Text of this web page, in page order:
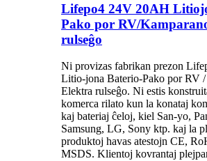
Lifepo4 24V 20AH
Pako por RV/
rulseĝo
Ni provizas fabrikan prezon
Litio-jona Baterio-Pako por RV /
Elektra rulseĝo. Ni estis
komerca rilato kun la konataj
kaj bateriaj ĉeloj, kiel San-yo,
Samsung, LG, Sony ktp. kaj la
produktoj havas atestojn CE,
MSDS. Klientoj kovrantaj